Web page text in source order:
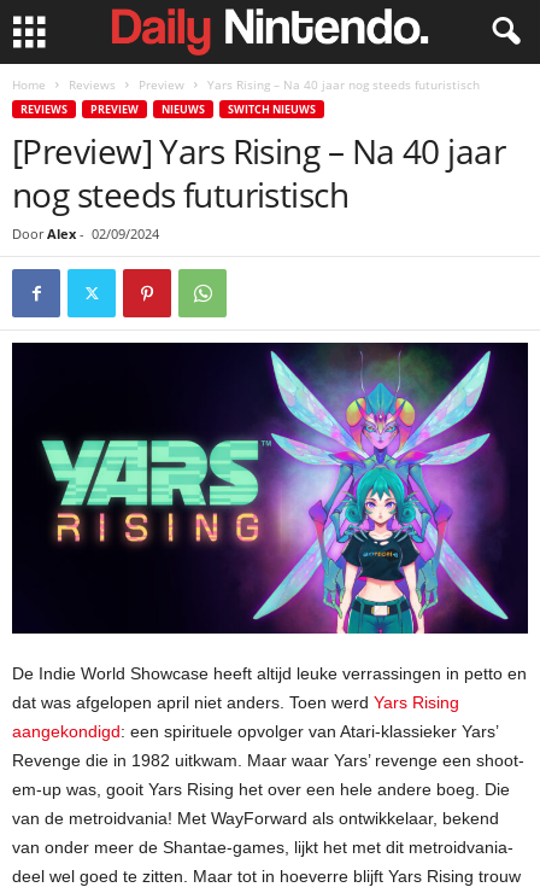
Home Reviews Preview Yars Rising – Na 40 jaar nog steeds futuristisch
REVIEWS PREVIEW NIEUWS SWITCH NIEUWS
[Preview] Yars Rising – Na 40 jaar
nog steeds futuristisch
Door Alex - 02/09/2024
De Indie World Showcase heeft altijd leuke verrassingen in petto en
dat was afgelopen april niet anders. Toen werd Yars Rising
aangekondigd: een spirituele opvolger van Atari-klassieker Yars’
Revenge die in 1982 uitkwam. Maar waar Yars’ revenge een shoot-
em-up was, gooit Yars Rising het over een hele andere boeg. Die
van de metroidvania! Met WayForward als ontwikkelaar, bekend
van onder meer de Shantae-games, lijkt het met dit metroidvania-
deel wel goed te zitten. Maar tot in hoeverre blijft Yars Rising trouw